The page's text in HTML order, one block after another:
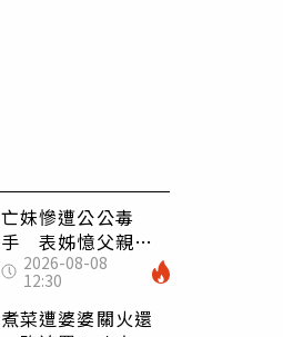
亡妹慘遭公公毒
手 表姊憶父親節
前夕：小舅舅仍到
殯儀館陪她說話
2026-08-08
12:30
煮菜遭婆婆關火還